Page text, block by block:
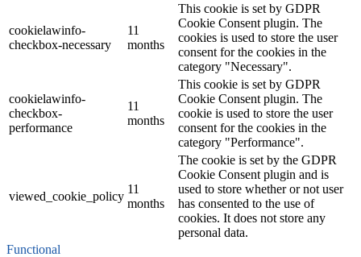
cookielawinfo-
checkbox-necessary
11
months
This cookie is set by GDPR
Cookie Consent plugin. The
cookies is used to store the user
consent for the cookies in the
category "Necessary".
cookielawinfo-
checkbox-
performance
11
months
This cookie is set by GDPR
Cookie Consent plugin. The
cookie is used to store the user
consent for the cookies in the
category "Performance".
viewed_cookie_policy
11
months
The cookie is set by the GDPR
Cookie Consent plugin and is
used to store whether or not user
has consented to the use of
cookies. It does not store any
personal data.
Functional